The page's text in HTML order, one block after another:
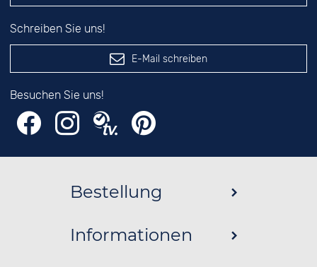
Schreiben Sie uns!
E-Mail schreiben
Besuchen Sie uns!
Bestellung
Informationen